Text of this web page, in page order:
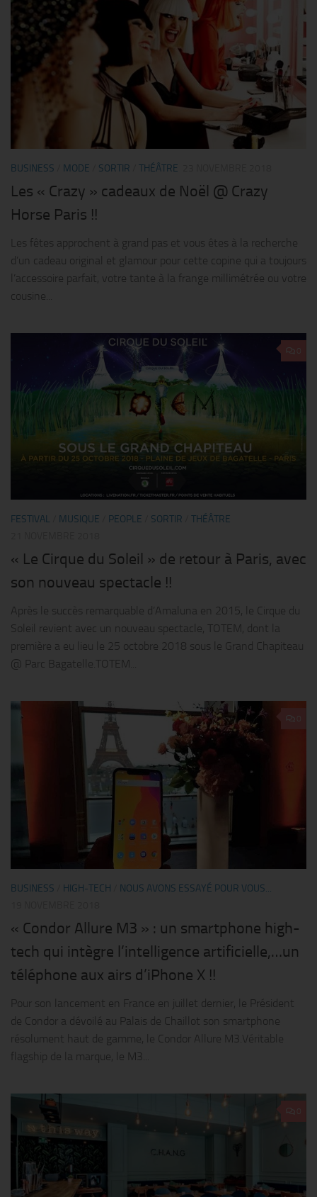
BUSINESS MODE SORTIR THÉÂTRE
Les « Crazy » cadeaux de Noël @ Crazy
Horse Paris !!
Les fêtes approchent à grand pas et vous êtes à la recherche
d’un cadeau original et glamour pour cette copine qui a toujours
l’accessoire parfait, votre tante à la frange millimétrée ou votre
cousine...
FESTIVAL MUSIQUE PEOPLE SORTIR
THÉÂTRE
« Le Cirque du Soleil » de retour à Paris, avec
son nouveau spectacle !!
Après le succès remarquable d’Amaluna en 2015, le Cirque du
Soleil revient avec un nouveau spectacle, TOTEM, dont la
première a eu lieu le 25 octobre 2018 sous le Grand Chapiteau
@ Parc Bagatelle.TOTEM...
BUSINESS HIGH-TECH
NOUS AVONS ESSAYÉ POUR VOUS...
« Condor Allure M3 » : un smartphone high-
tech qui intègre l’intelligence artificielle,…un
téléphone aux airs d’iPhone X !!
Pour son lancement en France en juillet dernier, le Président
de Condor a dévoilé au Palais de Chaillot son smartphone
résolument haut de gamme, le Condor Allure M3.Véritable
flagship de la marque, le M3...